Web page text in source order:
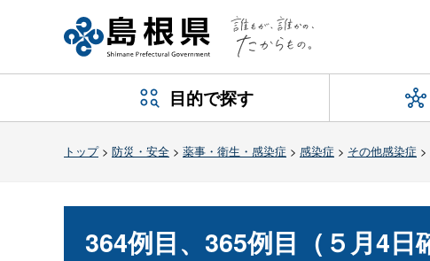
目的で探す
トップ> 防災・安全 > 薬事・衛生・感染症 > 感染症 > その他感染症 >
364例目、365例目（５月4日